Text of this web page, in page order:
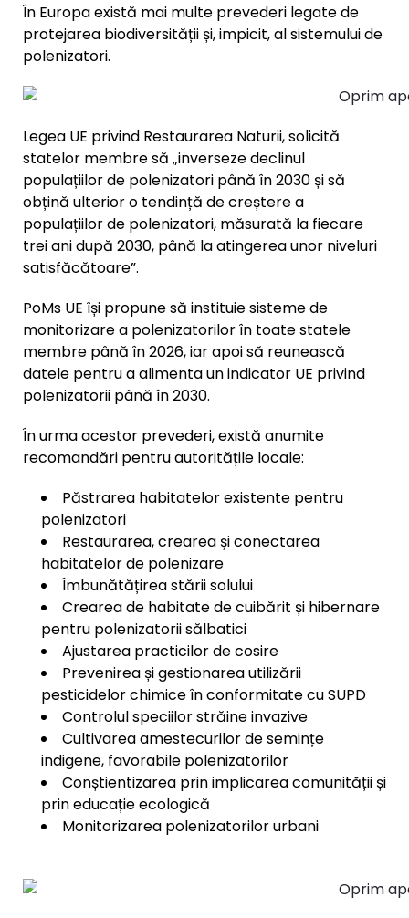
În Europa există mai multe prevederi legate de
protejarea biodiversității și, impicit, al sistemului de
polenizatori.
Legea UE privind Restaurarea Naturii, solicită
statelor membre să „inverseze declinul
populațiilor de polenizatori până în 2030 și să
obțină ulterior o tendință de creștere a
populațiilor de polenizatori, măsurată la fiecare
trei ani după 2030, până la atingerea unor niveluri
satisfăcătoare”.
PoMs UE își propune să instituie sisteme de
monitorizare a polenizatorilor în toate statele
membre până în 2026, iar apoi să reunească
datele pentru a alimenta un indicator UE privind
polenizatorii până în 2030.
În urma acestor prevederi, există anumite
recomandări pentru autoritățile locale:
Păstrarea habitatelor existente pentru
polenizatori
Restaurarea, crearea și conectarea
habitatelor de polenizare
Îmbunătățirea stării solului
Crearea de habitate de cuibărit și hibernare
pentru polenizatorii sălbatici
Ajustarea practicilor de cosire
Prevenirea și gestionarea utilizării
pesticidelor chimice în conformitate cu SUPD
Controlul speciilor străine invazive
Cultivarea amestecurilor de semințe
indigene, favorabile polenizatorilor
Conștientizarea prin implicarea comunității și
prin educație ecologică
Monitorizarea polenizatorilor urbani